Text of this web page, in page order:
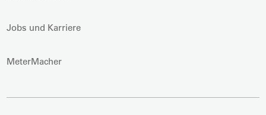
Jobs und Karriere
MeterMacher